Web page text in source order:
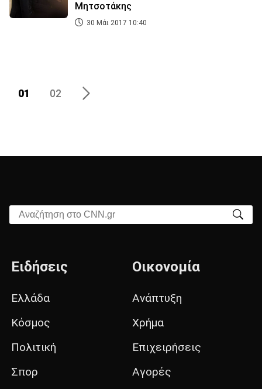
Μητσοτάκης
30 Μάι 2017 10:40
01 02
Αναζήτηση στο CNN.gr
Ειδήσεις
Ελλάδα
Κόσμος
Πολιτική
Σπορ
Οικονομία
Ανάπτυξη
Χρήμα
Επιχειρήσεις
Αγορές